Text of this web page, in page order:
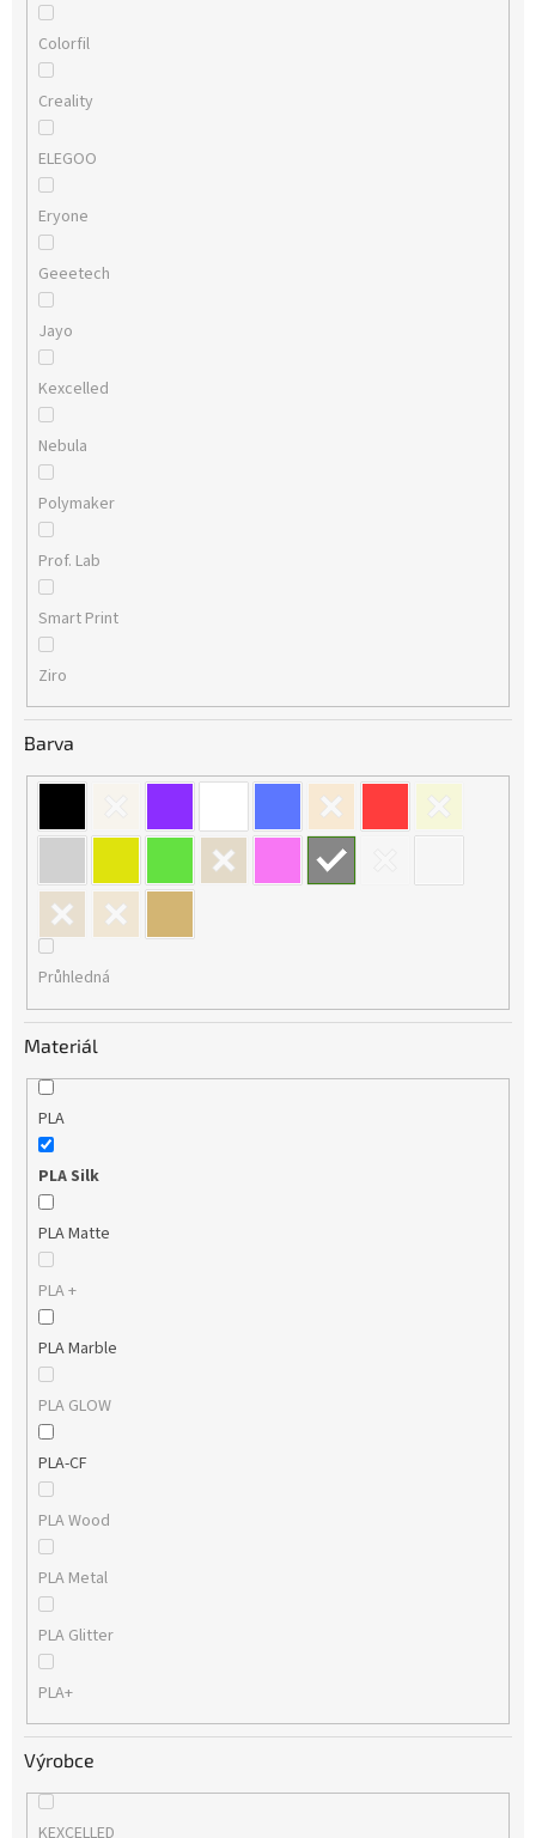
Colorfil
Creality
ELEGOO
Eryone
Geeetech
Jayo
Kexcelled
Nebula
Polymaker
Prof. Lab
Smart Print
Ziro
Barva
Průhledná
Materiál
PLA
PLA Silk
PLA Matte
PLA +
PLA Marble
PLA GLOW
PLA-CF
PLA Wood
PLA Metal
PLA Glitter
PLA+
Výrobce